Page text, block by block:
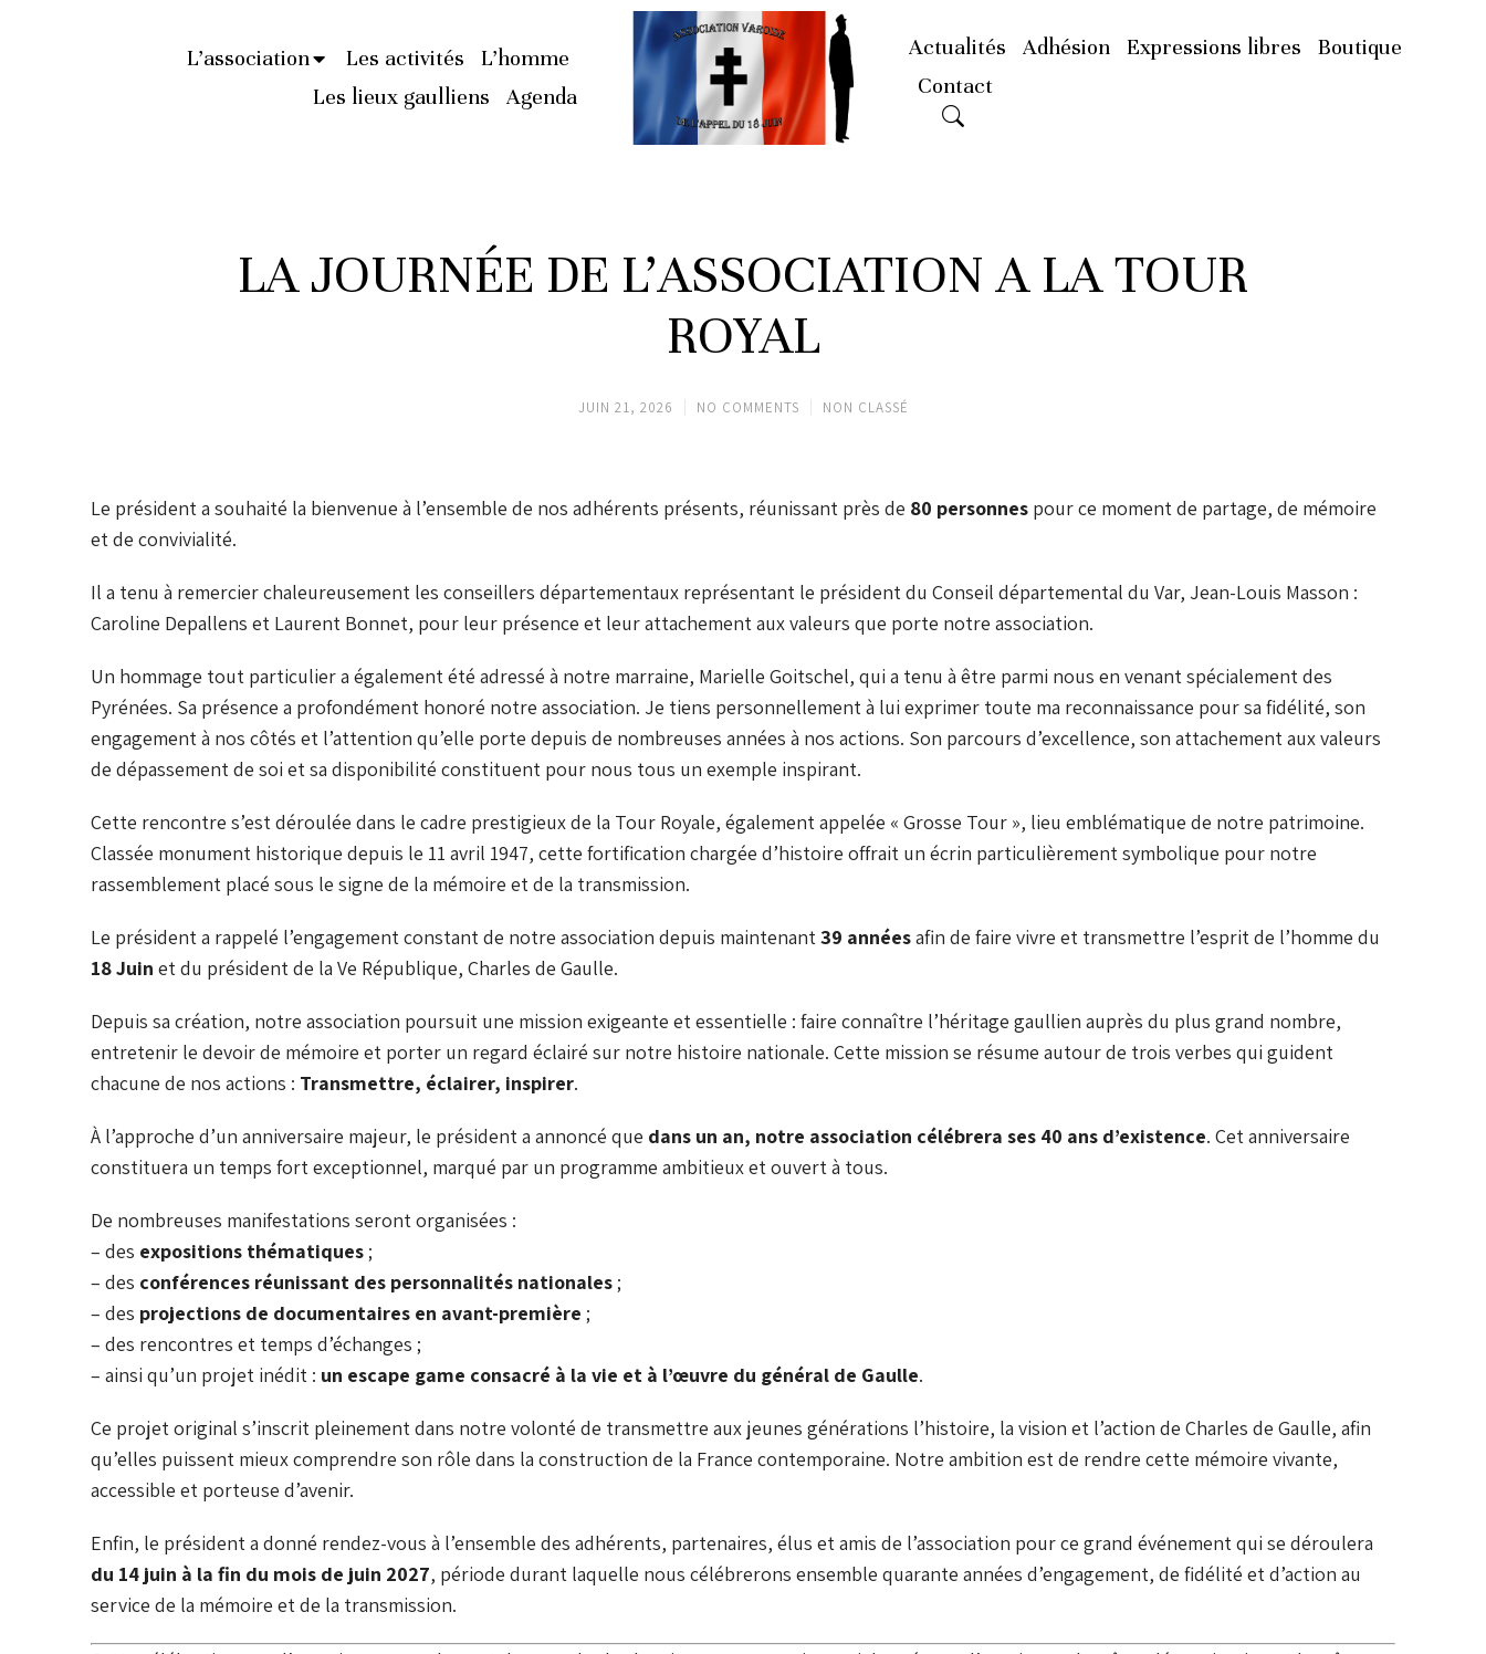
L’association Les activités
L’homme
Les lieux gaulliens
Agenda
Actualités Adhésion Expressions libres
Boutique
Contact
LA JOURNÉE DE L’ASSOCIATION A LA TOUR
ROYAL
JUIN 21, 2026 NO COMMENTS NON CLASSÉ
Le président a souhaité la bienvenue à l’ensemble de nos adhérents présents, réunissant près de 80 personnes pour ce moment de partage, de mémoire
et de convivialité.
Il a tenu à remercier chaleureusement les conseillers départementaux représentant le président du Conseil départemental du Var, Jean-Louis Masson :
Caroline Depallens et Laurent Bonnet, pour leur présence et leur attachement aux valeurs que porte notre association.
Un hommage tout particulier a également été adressé à notre marraine, Marielle Goitschel, qui a tenu à être parmi nous en venant spécialement des
Pyrénées. Sa présence a profondément honoré notre association. Je tiens personnellement à lui exprimer toute ma reconnaissance pour sa fidélité, son
engagement à nos côtés et l’attention qu’elle porte depuis de nombreuses années à nos actions. Son parcours d’excellence, son attachement aux valeurs
de dépassement de soi et sa disponibilité constituent pour nous tous un exemple inspirant.
Cette rencontre s’est déroulée dans le cadre prestigieux de la Tour Royale, également appelée « Grosse Tour », lieu emblématique de notre patrimoine.
Classée monument historique depuis le 11 avril 1947, cette fortification chargée d’histoire offrait un écrin particulièrement symbolique pour notre
rassemblement placé sous le signe de la mémoire et de la transmission.
Le président a rappelé l’engagement constant de notre association depuis maintenant39 annéesafin de faire vivre et transmettre l’esprit de l’homme du
18 Juin et du président de la Ve République, Charles de Gaulle.
Depuis sa création, notre association poursuit une mission exigeante et essentielle : faire connaître l’héritage gaullien auprès du plus grand nombre,
entretenir le devoir de mémoire et porter un regard éclairé sur notre histoire nationale. Cette mission se résume autour de trois verbes qui guident
chacune de nos actions : Transmettre, éclairer, inspirer.
À l’approche d’un anniversaire majeur, le président a annoncé que dans un an, notre association célébrera ses 40 ans d’existence. Cet anniversaire
constituera un temps fort exceptionnel, marqué par un programme ambitieux et ouvert à tous.
De nombreuses manifestations seront organisées :
– des expositions thématiques ;
– des conférences réunissant des personnalités nationales ;
– des projections de documentaires en avant-première ;
– des rencontres et temps d’échanges ;
– ainsi qu’un projet inédit : un escape game consacré à la vie et à l’œuvre du général de Gaulle.
Ce projet original s’inscrit pleinement dans notre volonté de transmettre aux jeunes générations l’histoire, la vision et l’action de Charles de Gaulle, afin
qu’elles puissent mieux comprendre son rôle dans la construction de la France contemporaine. Notre ambition est de rendre cette mémoire vivante,
accessible et porteuse d’avenir.
Enfin, le président a donné rendez-vous à l’ensemble des adhérents, partenaires, élus et amis de l’association pour ce grand événement qui se déroulera
du 14 juin à la fin du mois de juin 2027, période durant laquelle nous célébrerons ensemble quarante années d’engagement, de fidélité et d’action au
service de la mémoire et de la transmission.